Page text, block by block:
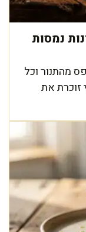
נמסות
מהתנור וכל
זוכרת את